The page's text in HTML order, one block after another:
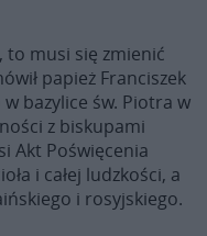
to musi się zmienić
papież Franciszek
bazylice św. Piotra w
z biskupami
Akt Poświęcenia
i całej ludzkości, a
i rosyjskiego.